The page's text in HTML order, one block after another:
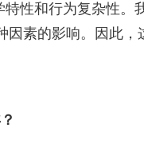
性和行为复杂性。
因素的影响。因此，